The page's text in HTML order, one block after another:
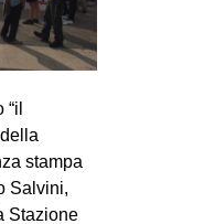
stampa
Salvini,
Stazione